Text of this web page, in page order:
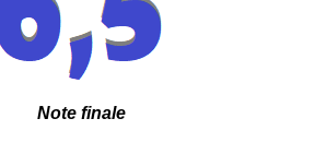
Note finale